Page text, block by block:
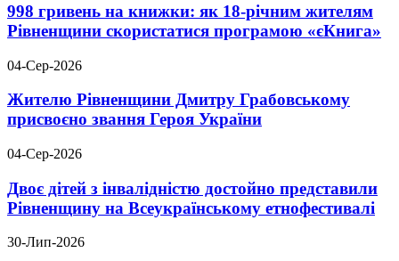
998 гривень на книжки: як 18-річним жителям
Рівненщини скористатися програмою «єКнига»
04-Сер-2026
Жителю Рівненщини Дмитру Грабовському
присвоєно звання Героя України
04-Сер-2026
Двоє дітей з інвалідністю достойно представили
Рівненщину на Всеукраїнському етнофестивалі
30-Лип-2026